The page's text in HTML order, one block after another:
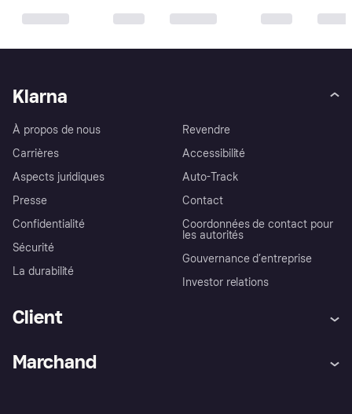
Klarna
À propos de nous
Carrières
Aspects juridiques
Presse
Confidentialité
Sécurité
La durabilité
Revendre
Accessibilité
Auto-Track
Contact
Coordonnées de contact pour
les autorités
Gouvernance d’entreprise
Investor relations
Client
Marchand